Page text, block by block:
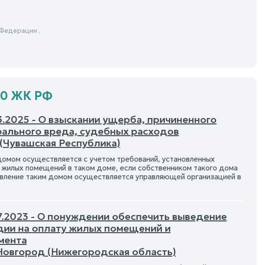
.
ЖК РФ
- О взыскании ущерба, причиненного
вреда, судебных расходов
Республика)
осуществляется с учетом требований, установленных
помещений в таком доме, если собственником такого дома
таким домом осуществляется управляющей организацией в
- О понуждении обеспечить выведение
на оплату жилых помещений и
(Нижегородская область)